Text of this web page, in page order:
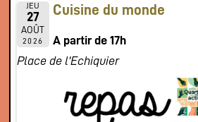
JEU
27
AOÛT
2026
Cuisine du monde
A partir de 17h
Place de l'Echiquier